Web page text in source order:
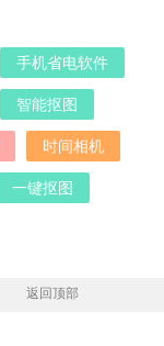
手机省电软件
智能抠图
时间相机
一键抠图
返回顶部